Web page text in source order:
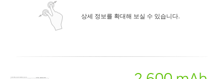
상세 정보를 확대해 보실 수 있습니다.